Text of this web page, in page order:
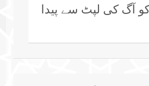
آگ کی لپٹ سے پیدا